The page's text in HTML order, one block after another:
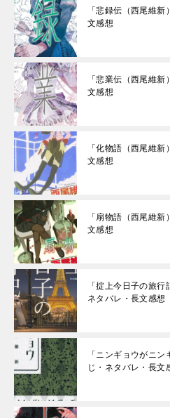
「悲録伝（西尾維
文感想
「悲業伝（西尾維
文感想
「化物語（西尾維
文感想
「扇物語（西尾維
文感想
「掟上今日子の旅
ネタバレ・長文感想
「ニンギョウがニ
じ・ネタバレ・長文